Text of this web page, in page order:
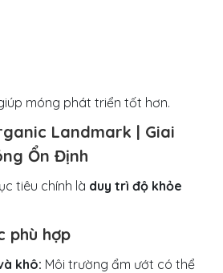
móng phát triển tốt hơn.
Landmark | Giai
Ổn Định
tiêu chính là duy trì độ khỏe
phù hợp
khô: Môi trường ẩm ướt có thể